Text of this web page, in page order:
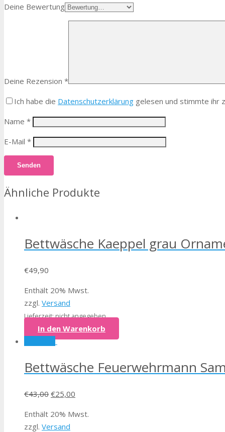
Deine Bewertung
Deine Rezension *
Ich habe die Datenschutzerklärung gelesen und stimmte ihr
Name *
E-Mail *
Ähnliche Produkte
Bettwäsche Kaeppel grau
€49,90
Enthält 20% Mwst.
zzgl. Versand
Lieferzeit: nicht angegeben
In den Warenkorb
Bettwäsche Feuerwehrmann
€43,00 €25,00
Enthält 20% Mwst.
zzgl. Versand